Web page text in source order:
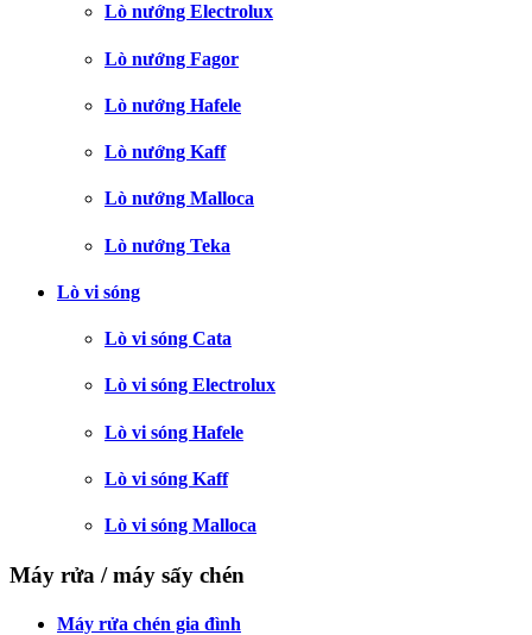
Lò nướng Electrolux
Lò nướng Fagor
Lò nướng Hafele
Lò nướng Kaff
Lò nướng Malloca
Lò nướng Teka
Lò vi sóng
Lò vi sóng Cata
Lò vi sóng Electrolux
Lò vi sóng Hafele
Lò vi sóng Kaff
Lò vi sóng Malloca
Máy rửa / máy sấy chén
Máy rửa chén gia đình